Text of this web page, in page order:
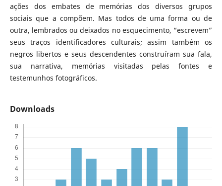
ações dos embates de memórias dos diversos grupos
sociais que a compõem. Mas todos de uma forma ou de
outra, lembrados ou deixados no esquecimento, “escrevem”
seus traços identificadores culturais; assim também os
negros libertos e seus descendentes construíram sua fala,
sua narrativa, memórias visitadas pelas fontes e
testemunhos fotográficos.
Downloads